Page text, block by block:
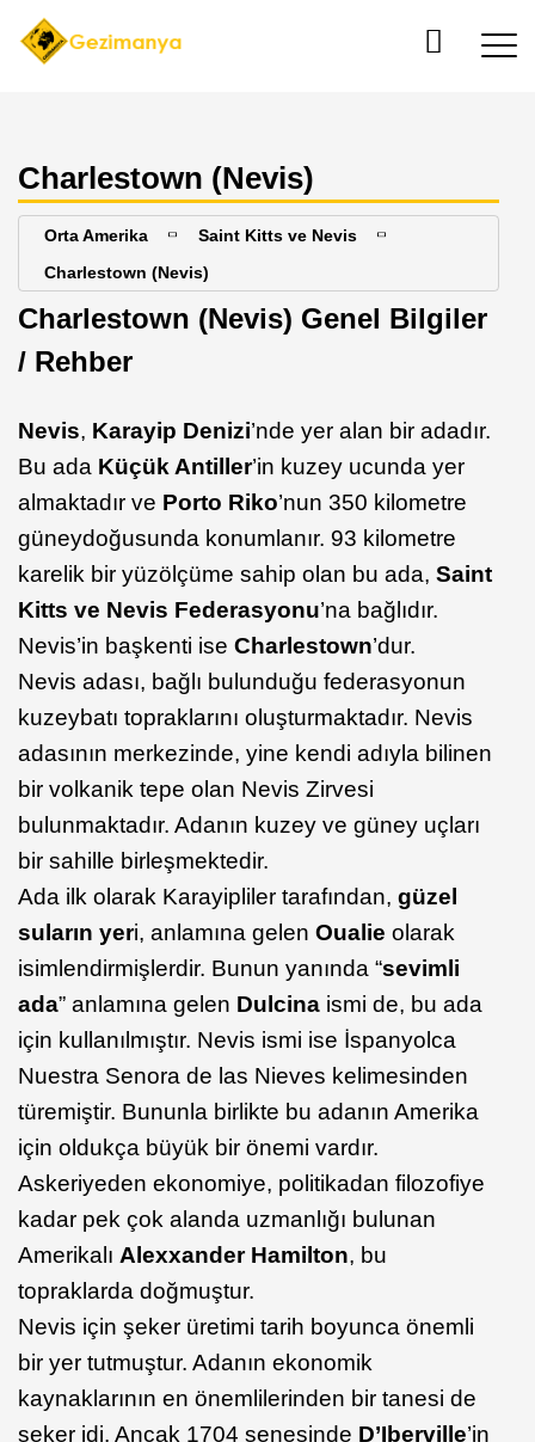
Charlestown (Nevis)
Orta Amerika
Saint Kitts ve Nevis
Charlestown (Nevis)
Charlestown (Nevis) Genel Bilgiler
/ Rehber
Nevis, Karayip Denizi’nde yer alan bir adadır.
Bu ada Küçük Antiller’in kuzey ucunda yer
almaktadır ve Porto Riko’nun 350 kilometre
güneydoğusunda konumlanır. 93 kilometre
karelik bir yüzölçüme sahip olan bu ada, Saint
Kitts ve Nevis Federasyonu’na bağlıdır.
Nevis’in başkenti ise Charlestown’dur.
Nevis adası, bağlı bulunduğu federasyonun
kuzeybatı topraklarını oluşturmaktadır. Nevis
adasının merkezinde, yine kendi adıyla bilinen
bir volkanik tepe olan Nevis Zirvesi
bulunmaktadır. Adanın kuzey ve güney uçları
bir sahille birleşmektedir.
Ada ilk olarak Karayipliler tarafından, güzel
suların yeri, anlamına gelen Oualie olarak
isimlendirmişlerdir. Bunun yanında “sevimli
ada” anlamına gelen Dulcina ismi de, bu ada
için kullanılmıştır. Nevis ismi ise İspanyolca
Nuestra Senora de las Nieves kelimesinden
türemiştir. Bununla birlikte bu adanın Amerika
için oldukça büyük bir önemi vardır.
Askeriyeden ekonomiye, politikadan filozofiye
kadar pek çok alanda uzmanlığı bulunan
Amerikalı Alexxander Hamilton, bu
topraklarda doğmuştur.
Nevis için şeker üretimi tarih boyunca önemli
bir yer tutmuştur. Adanın ekonomik
kaynaklarının en önemlilerinden bir tanesi de
şeker idi. Ancak 1704 senesinde D’Iberville’in